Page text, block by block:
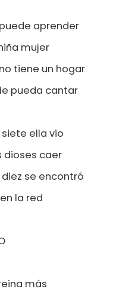
aprender
mujer
tiene un hogar
pueda cantar
siete ella vio
dioses caer
diez se encontró
la red
más